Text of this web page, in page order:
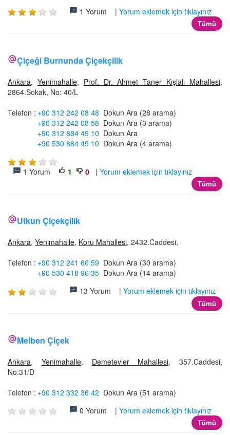
1 Yorum | Yorum eklemek için tıklayınız
Tümü
Çiçeği Burnunda Çiçekçilik
Ankara, Yenimahalle, Prof. Dr. Ahmet Taner Kışlalı Mahallesi,
2864.Sokak, No: 40/L
Telefon : +90 312 242 08 48 Dokun Ara (28 arama)
+90 312 242 08 58 Dokun Ara (3 arama)
+90 312 884 49 10 Dokun Ara
+90 530 884 49 10 Dokun Ara (4 arama)
1 Yorum 1 0 | Yorum eklemek için tıklayınız
Tümü
Utkun Çiçekçilik
Ankara, Yenimahalle, Koru Mahallesi, 2432.Caddesi,
Telefon : +90 312 241 60 59 Dokun Ara (30 arama)
+90 530 418 96 35 Dokun Ara (14 arama)
13 Yorum | Yorum eklemek için tıklayınız
Tümü
Melben Çiçek
Ankara, Yenimahalle, Demetevler Mahallesi, 357.Caddesi,
No:31/D
Telefon : +90 312 332 36 42 Dokun Ara (51 arama)
0 Yorum | Yorum eklemek için tıklayınız
Tümü